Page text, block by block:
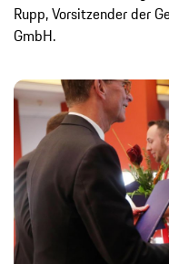
Rupp, Vorsitzender der
GmbH.